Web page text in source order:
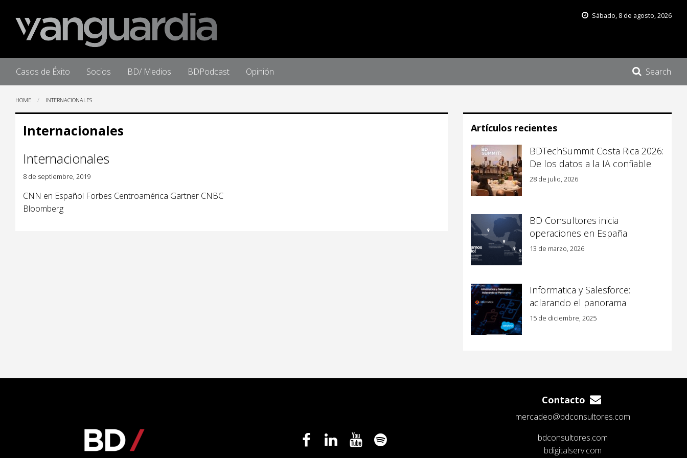
Sábado, 8 de agosto, 2026
Home
Casos de Éxito Socios BD/ Medios BDPodcast Opinión Search
HOME INTERNACIONALES
Internacionales
Internacionales
8 de septiembre, 2019
CNN en Español Forbes Centroamérica Gartner CNBC
Bloomberg
Artículos recientes
BDTechSummit Costa Rica 2026:
De los datos a la IA confiable
28 de julio, 2026
BD Consultores inicia
operaciones en España
13 de marzo, 2026
Informatica y Salesforce:
aclarando el panorama
15 de diciembre, 2025
Contacto
mercadeo@bdconsultores.com
bdconsultores.com
bdigitalserv.com